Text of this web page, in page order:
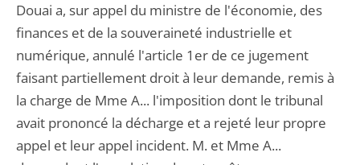
Douai a, sur appel du ministre de l'économie, des
finances et de la souveraineté industrielle et
numérique, annulé l'article 1er de ce jugement
faisant partiellement droit à leur demande, remis à
la charge de Mme A... l'imposition dont le tribunal
avait prononcé la décharge et a rejeté leur propre
appel et leur appel incident. M. et Mme A...